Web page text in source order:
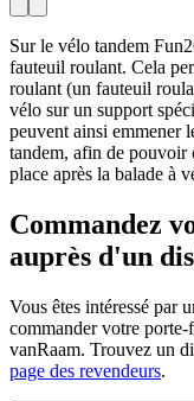
Sur le vélo tandem
fauteuil roulant. Cela
roulant (un fauteuil
vélo sur un support
peuvent ainsi emmener
tandem, afin de pouvoir
place après la balade à
Commandez
auprès d'un
Vous êtes intéressé par
commander votre porte-
vanRaam. Trouvez un
page des revendeurs.